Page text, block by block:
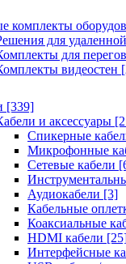
комплекты
для
для
видеостен
[339]
и аксессуары
Спикерные
Микрофонные
Сетевые кабели
Аудиокабели [3]
Кабельные
Коаксиальные
HDMI кабели
Интерфейсные